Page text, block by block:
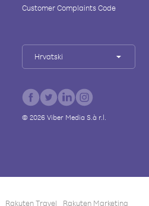
Customer Complaints Code
Hrvatski
© 2026Viber Media S.à r.l.
Rakuten Travel Rakuten Marketing